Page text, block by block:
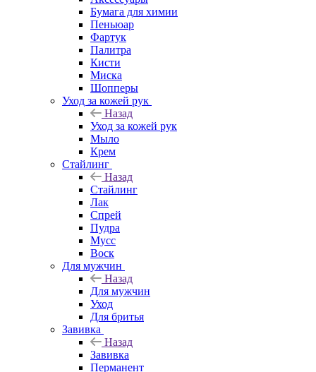
Бумага для химии
Пеньюар
Фартук
Палитра
Кисти
Миска
Шопперы
Уход за кожей рук
Назад
Уход за кожей рук
Мыло
Крем
Стайлинг
Назад
Стайлинг
Лак
Спрей
Пудра
Мусс
Воск
Для мужчин
Назад
Для мужчин
Уход
Для бритья
Завивка
Назад
Завивка
Перманент